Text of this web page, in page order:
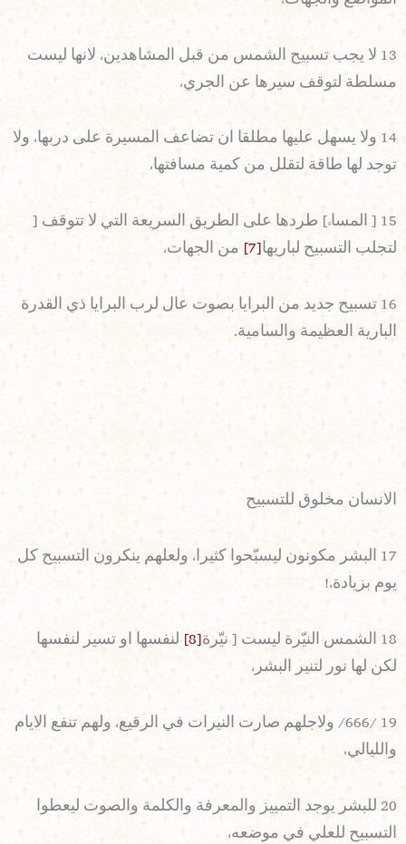
13 لا يجب تسبيح الشمس من قبل المشاهدين، لانها ليست
مسلطة لتوقف سيرها عن الجري،
14 ولا يسهل عليها مطلقا ان تضاعف المسيرة على دربها، ولا
توجد لها طاقة لتقلل من كمية مسافتها،
15 [ المساء] طردها على الطريق السريعة التي لا تتوقف [
لتجلب التسبيح لباريها [7] من الجهات،
16 تسبيح جديد من البرايا بصوت عال لرب البرايا ذي القدرة
البارية العظيمة والسامية.
الانسان مخلوق للتسبيح
17 البشر مكونون ليسبّحوا كثيرا، ولعلهم ينكرون التسبيح كل
يوم بزيادة،!
18 الشمس النيّرة ليست [ نيّرة [8]
لنفسها او تسير لنفسها
لكن لها نور لتنير البشر،
19 /666/ ولاجلهم صارت النيرات في الرقيع، ولهم تنفع الايام
والليالي،
20 للبشر يوجد التمييز والمعرفة والكلمة والصوت ليعطوا
التسبيح للعلي في موضعه،